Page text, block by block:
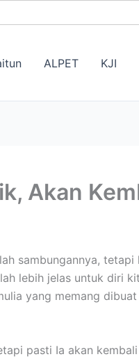
ALPET KJI
Akan
sambungannya, tetapi
lebih jelas untuk diri
yang memang
pasti Ia akan